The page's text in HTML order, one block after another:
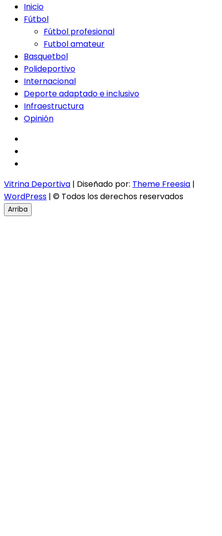
Inicio
Fútbol
Fútbol profesional
Futbol amateur
Basquetbol
Polideportivo
Internacional
Deporte adaptado e inclusivo
Infraestructura
Opinión
Vitrina Deportiva | Diseñado por: Theme Freesia |
WordPress | © Todos los derechos reservados
Arriba